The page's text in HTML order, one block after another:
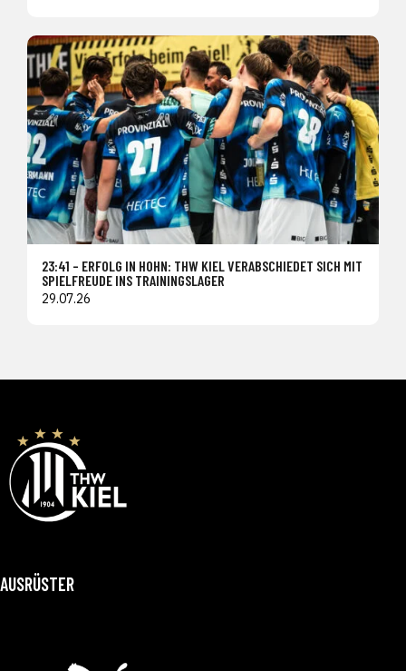
23:41 – ERFOLG IN HOHN: THW KIEL VERABSCHIEDET SICH MIT
SPIELFREUDE INS TRAININGSLAGER
29.07.26
AUSRÜSTER